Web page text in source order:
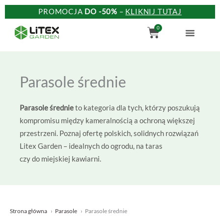
Przejdź
do
treści
PROMOCJA DO -50% – KLIKNIJ TUTAJ
0
Wózek
Parasole średnie
Parasole średnieto kategoria dla tych, którzy poszukują
kompromisu między kameralnością a ochroną większej
przestrzeni. Poznaj ofertę polskich, solidnych rozwiązań
Litex Garden – idealnych do ogrodu, na taras
czy do miejskiej kawiarni.
Strona główna Parasole Parasole średnie